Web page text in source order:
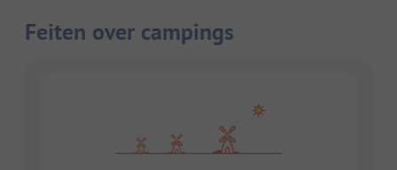
Feiten over campings